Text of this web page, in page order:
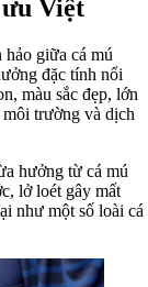
Việt
hảo giữa cá mú
đặc tính nổi
màu sắc đẹp, lớn
trường và dịch
hưởng từ cá mú
lở loét gây mất
như một số loài cá